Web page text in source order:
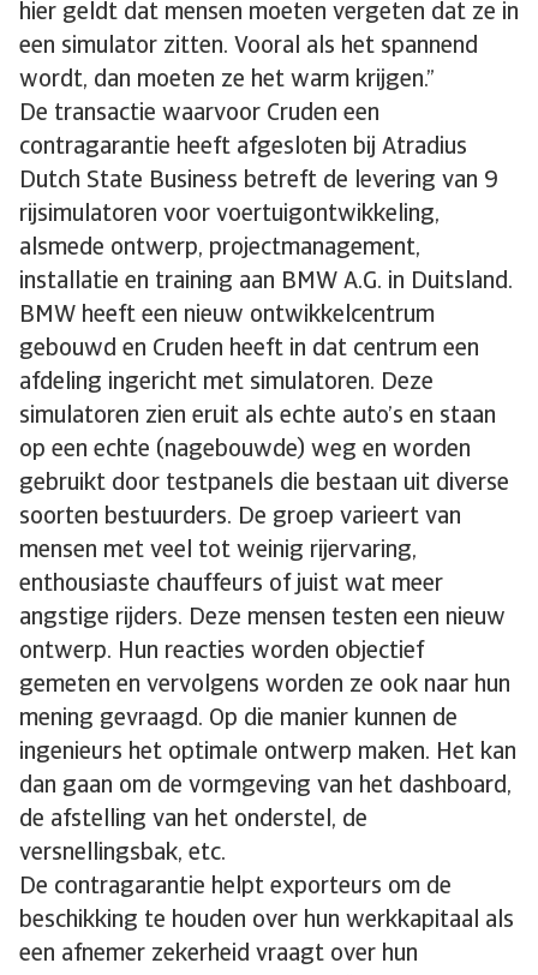
hier geldt dat mensen moeten vergeten dat ze in
een simulator zitten. Vooral als het spannend
wordt, dan moeten ze het warm krijgen.”
De transactie waarvoor Cruden een
contragarantie heeft afgesloten bij Atradius
Dutch State Business betreft de levering van 9
rijsimulatoren voor voertuigontwikkeling,
alsmede ontwerp, projectmanagement,
installatie en training aan BMW A.G. in Duitsland.
BMW heeft een nieuw ontwikkelcentrum
gebouwd en Cruden heeft in dat centrum een
afdeling ingericht met simulatoren. Deze
simulatoren zien eruit als echte auto’s en staan
op een echte (nagebouwde) weg en worden
gebruikt door testpanels die bestaan uit diverse
soorten bestuurders. De groep varieert van
mensen met veel tot weinig rijervaring,
enthousiaste chauffeurs of juist wat meer
angstige rijders. Deze mensen testen een nieuw
ontwerp. Hun reacties worden objectief
gemeten en vervolgens worden ze ook naar hun
mening gevraagd. Op die manier kunnen de
ingenieurs het optimale ontwerp maken. Het kan
dan gaan om de vormgeving van het dashboard,
de afstelling van het onderstel, de
versnellingsbak, etc.
De contragarantie helpt exporteurs om de
beschikking te houden over hun werkkapitaal als
een afnemer zekerheid vraagt over hun